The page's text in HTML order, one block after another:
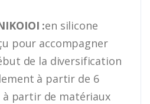
:en silicone
pour accompagner
de la diversification
à partir de 6
partir de matériaux